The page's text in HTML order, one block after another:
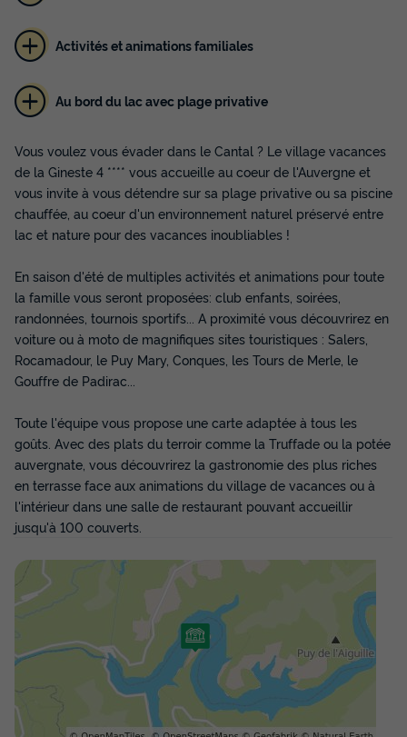
CHALET 4 personnes - CANTAL VUE LAC
Annulation gratuite
Surface
30m²
Adultes
2
Enfants
2
Chambres
2
Salle de bain
Accès wifi Animaux autorisés * Cafetière
Lave-vaisselle
Congélateur
+ 5
CHALET 4 personnes - CANTAL VUE LAC
du28/09/2026au
Meilleur prix pour 7 nuits
187 €
159 €
Prix de comparaison
-14%
d'économie
Voir les disponibilités
Activités et animations familiales
Au bord du lac avec plage privative
Vous voulez vous évader dans le Cantal ? Le village vacances
de la Gineste 4 **** vous accueille au coeur de l'Auvergne et
vous invite à vous détendre sur sa plage privative ou sa piscine
chauffée, au coeur d'un environnement naturel préservé entre
lac et nature pour des vacances inoubliables !
En saison d'été de multiples activités et animations pour toute
la famille vous seront proposées: club enfants, soirées,
randonnées, tournois sportifs... A proximité vous découvrirez en
voiture ou à moto de magnifiques sites touristiques : Salers,
Rocamadour, le Puy Mary, Conques, les Tours de Merle, le
Gouffre de Padirac...
Toute l'équipe vous propose une carte adaptée à tous les
goûts. Avec des plats du terroir comme la Truffade ou la potée
auvergnate, vous découvrirez la gastronomie des plus riches
en terrasse face aux animations du village de vacances ou à
l'intérieur dans une salle de restaurant pouvant accueillir
jusqu'à 100 couverts.